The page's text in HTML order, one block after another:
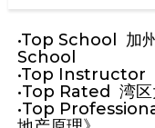
•Top School 加
School
•Top Instructor
•Top Rated 湾区
•Top